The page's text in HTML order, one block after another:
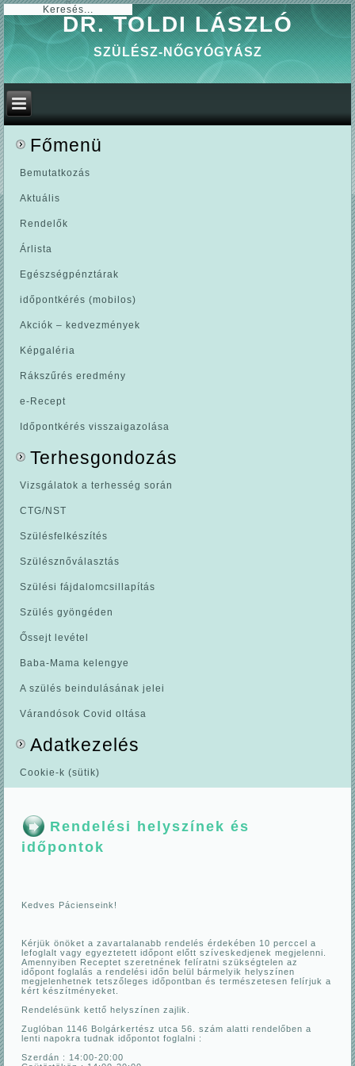
0
DR. TOLDI LÁSZLÓ
SZÜLÉSZ-NŐGYÓGYÁSZ
Főmenü
Bemutatkozás
Aktuális
Rendelők
Árlista
Egészségpénztárak
időpontkérés (mobilos)
Akciók – kedvezmények
Képgaléria
Rákszűrés eredmény
e-Recept
Időpontkérés visszaigazolása
Terhesgondozás
Vizsgálatok a terhesség során
CTG/NST
Szülésfelkészítés
Szülésznőválasztás
Szülési fájdalomcsillapítás
Szülés gyöngéden
Őssejt levétel
Baba-Mama kelengye
A szülés beindulásának jelei
Várandósok Covid oltása
Adatkezelés
Cookie-k (sütik)
Rendelési helyszínek és
időpontok
Kedves Pácienseink!
Kérjük önöket a zavartalanabb rendelés érdekében 10 perccel a
lefoglalt vagy egyeztetett időpont előtt szíveskedjenek megjelenni.
Amennyiben Receptet szeretnének felíratni szükségtelen az
időpont foglalás a rendelési időn belül bármelyik helyszínen
megjelenhetnek tetszőleges időpontban és természetesen felírjuk a
kért készítményeket.
Rendelésünk kettő helyszínen zajlik.
Zuglóban 1146 Bolgárkertész utca 56. szám alatti rendelőben a
lenti napokra tudnak időpontot foglalni :
Szerdán : 14:00-20:00